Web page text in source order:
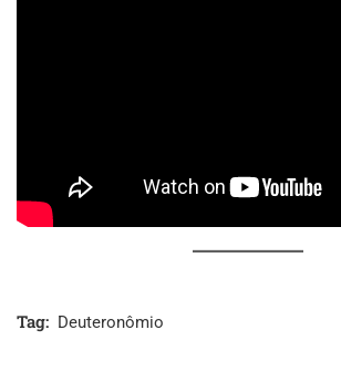
Tag: Deuteronômio